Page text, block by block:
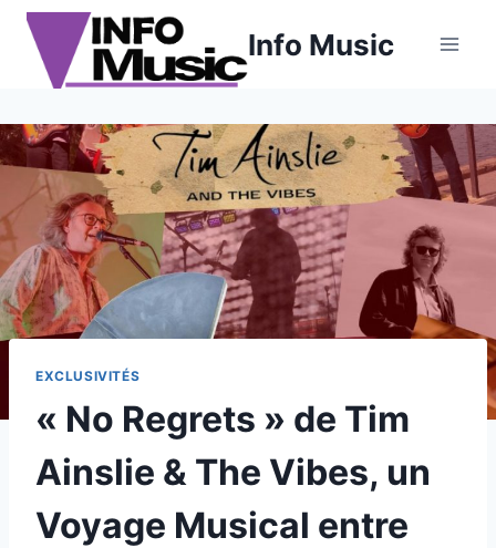
Aller
contenu
Info Music
EXCLUSIVITÉS
« No Regrets » de Tim
Ainslie & The Vibes, un
Voyage Musical entre